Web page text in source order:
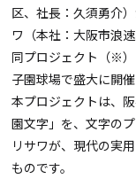
区、社長：久須勇介
ワ（本社：大阪市浪
同プロジェクト（※
子園球場で盛大に開催
本プロジェクトは、
園文字」を、文字の
リサワが、現代の実
ものです。